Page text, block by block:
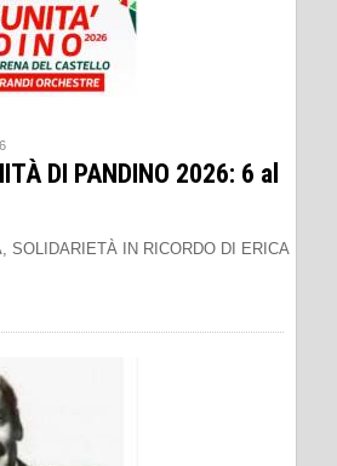
DI PANDINO 2026: 6 al
SOLIDARIETÀ IN RICORDO DI ERICA